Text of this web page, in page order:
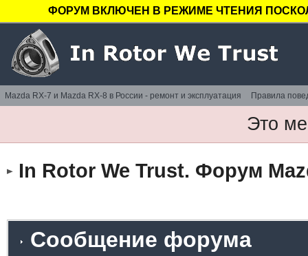
ФОРУМ ВКЛЮЧЕН В РЕЖИМЕ ЧТЕНИЯ
Mazda RX-7 и Mazda RX-8 в России - ремонт и эксплуатация Правила
Это
In Rotor We Trust. Форум
Сообщение форума